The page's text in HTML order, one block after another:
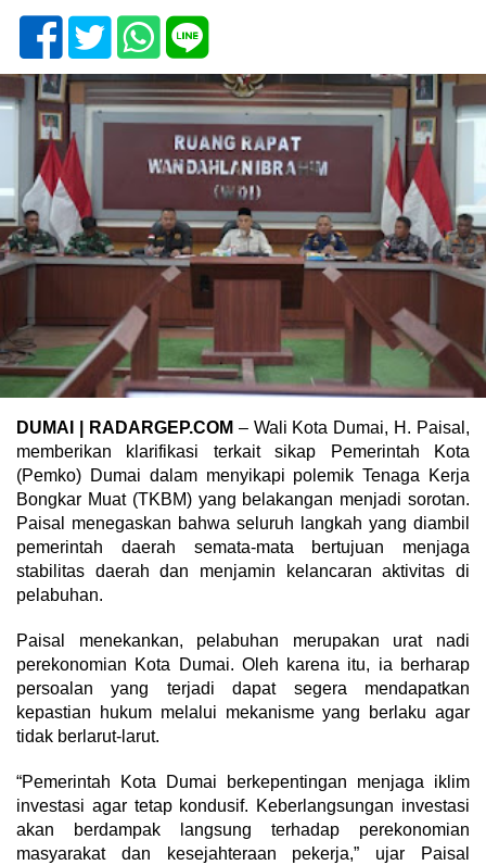
DUMAI | RADARGEP.COM – Wali Kota Dumai, H. Paisal,
memberikan klarifikasi terkait sikap Pemerintah Kota
(Pemko) Dumai dalam menyikapi polemik Tenaga Kerja
Bongkar Muat (TKBM) yang belakangan menjadi sorotan.
Paisal menegaskan bahwa seluruh langkah yang diambil
pemerintah daerah semata-mata bertujuan menjaga
stabilitas daerah dan menjamin kelancaran aktivitas di
pelabuhan.
Paisal menekankan, pelabuhan merupakan urat nadi
perekonomian Kota Dumai. Oleh karena itu, ia berharap
persoalan yang terjadi dapat segera mendapatkan
kepastian hukum melalui mekanisme yang berlaku agar
tidak berlarut-larut.
“Pemerintah Kota Dumai berkepentingan menjaga iklim
investasi agar tetap kondusif. Keberlangsungan investasi
akan berdampak langsung terhadap perekonomian
masyarakat dan kesejahteraan pekerja,” ujar Paisal